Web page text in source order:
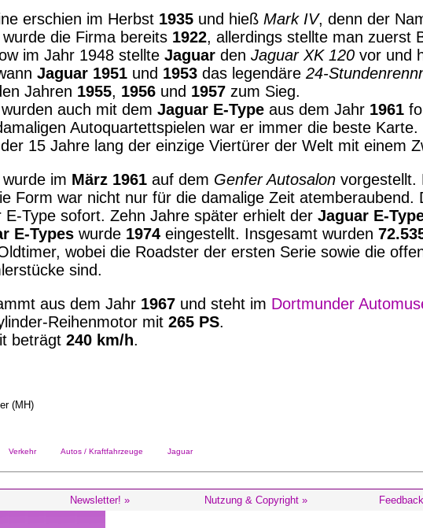
erschien im Herbst 1935 und hieß Mark IV, denn der
die Firma bereits 1922, allerdings stellte man zuerst
im Jahr 1948 stellte Jaguar den Jaguar XK 120 vor und
Jaguar 1951 und 1953 das legendäre 24-
Jahren 1955, 1956 und 1957 zum Sieg.
auch mit dem Jaguar E-Type aus dem Jahr 1961
Autoquartettspielen war er immer die beste
15 Jahre lang der einzige Viertürer der Welt mit einem
wurde im März 1961 auf dem Genfer Autosalon vorgestellt.
Form war nicht nur für die damalige Zeit
Type sofort. Zehn Jahre später erhielt der Jaguar E-
E-Types wurde 1974 eingestellt. Insgesamt wurden
wobei die Roadster der ersten Serie sowie die
sind.
aus dem Jahr 1967 und steht im Dortmunder
Reihenmotor mit 265 PS.
beträgt 240 km/h.
(MH)
Verkehr Autos / Kraftfahrzeuge Jaguar
Newsletter! » Nutzung & Copyright »